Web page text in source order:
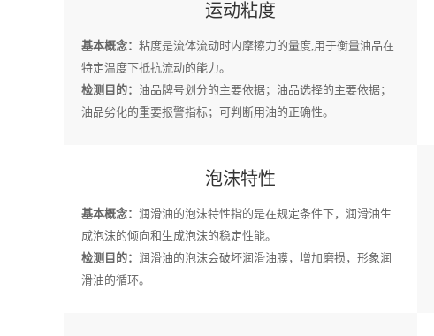
运动粘度
基本概念： 粘度是流体流动时内摩擦力的量度,用于衡量油品在
特定温度下抵抗流动的能力。
检测目的： 油品牌号划分的主要依据；油品选择的主要依据；
油品劣化的重要报警指标；可判断用油的正确性。
泡沫特性
基本概念： 润滑油的泡沫特性指的是在规定条件下，润滑油生
成泡沫的倾向和生成泡沫的稳定性能。
检测目的： 润滑油的泡沫会破坏润滑油膜，增加磨损，形象润
滑油的循环。